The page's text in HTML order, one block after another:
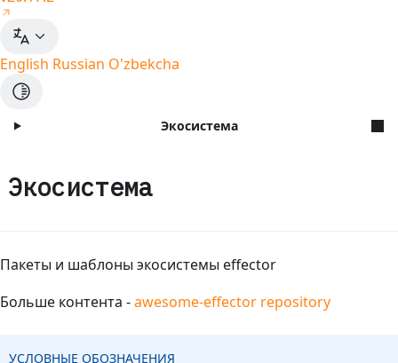
English Russian O'zbekcha
Экосистема
Экосистема
Пакеты и шаблоны экосистемы effector
Больше контента -awesome-effector repository
УСЛОВНЫЕ ОБОЗНАЧЕНИЯ